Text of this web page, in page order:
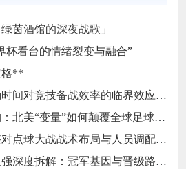
茵酒馆的深夜战歌」
杯看台的情绪裂变与融合”
格**
对竞技备战效率的临界效应研究
北美“变量”如何颠覆全球足球秩序
大战战术布局与人员调配的影响分析
拆解：冠军基因与晋级路线终极预演